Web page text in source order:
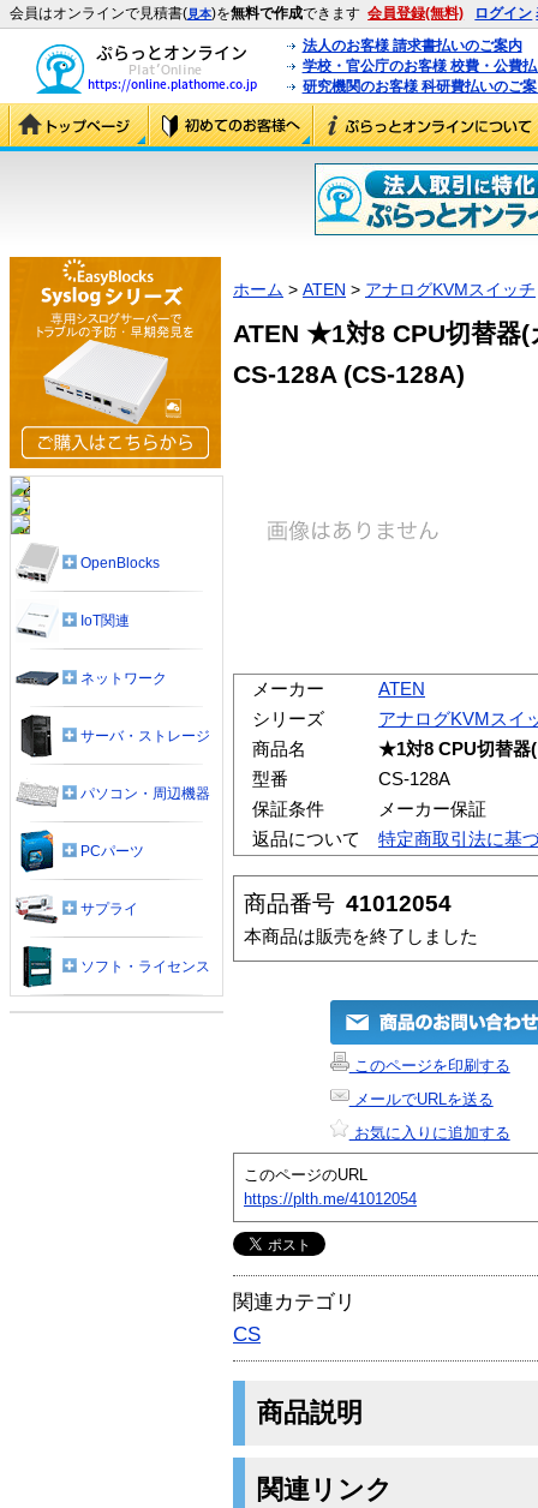
会員はオンラインで見積書(見本)を無料で作成できます 会員登録(無料) ログイン
法人のお客様 請求書払いのご案内
学校・官公庁のお客様 校費・公費
研究機関のお客様 科研費払いのご
ホーム > ATEN > アナログKVMスイッチ
ATEN ★1対8 CPU切替器
CS-128A (CS-128A)
メーカー
ATEN
シリーズ
アナログKVMスイ
商品名
★1対8 CPU切替器
型番
CS-128A
保証条件
メーカー保証
返品について
特定商取引法に基
商品番号 41012054
本商品は販売を終了しました
このページを印刷する
メールでURLを送る
お気に入りに追加する
このページのURL
https://plth.me/41012054
関連カテゴリ
CS
商品説明
関連リンク
OpenBlocks
IoT関連
ネットワーク
サーバ・ストレージ
パソコン・周辺機器
PCパーツ
サプライ
ソフト・ライセンス